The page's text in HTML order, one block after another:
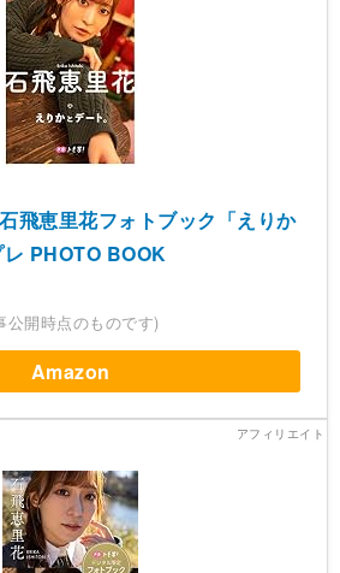
飛恵里花フォトブック「えりか
PHOTO BOOK
公開時点のものです)
Amazon